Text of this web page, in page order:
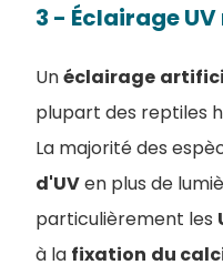
3 - Éclairage
Unéclairage
plupart des reptiles
La majorité des
d'UVen plus de
particulièrement les
à la fixation du